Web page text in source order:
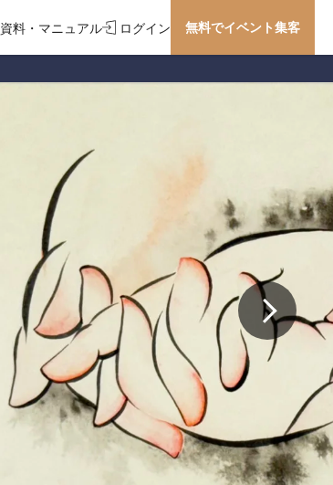
資料・マニュアル ログイン 無料でイベント集客